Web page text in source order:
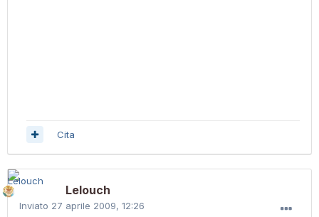
Cita
Lelouch
Inviato 27 aprile 2009, 12:26